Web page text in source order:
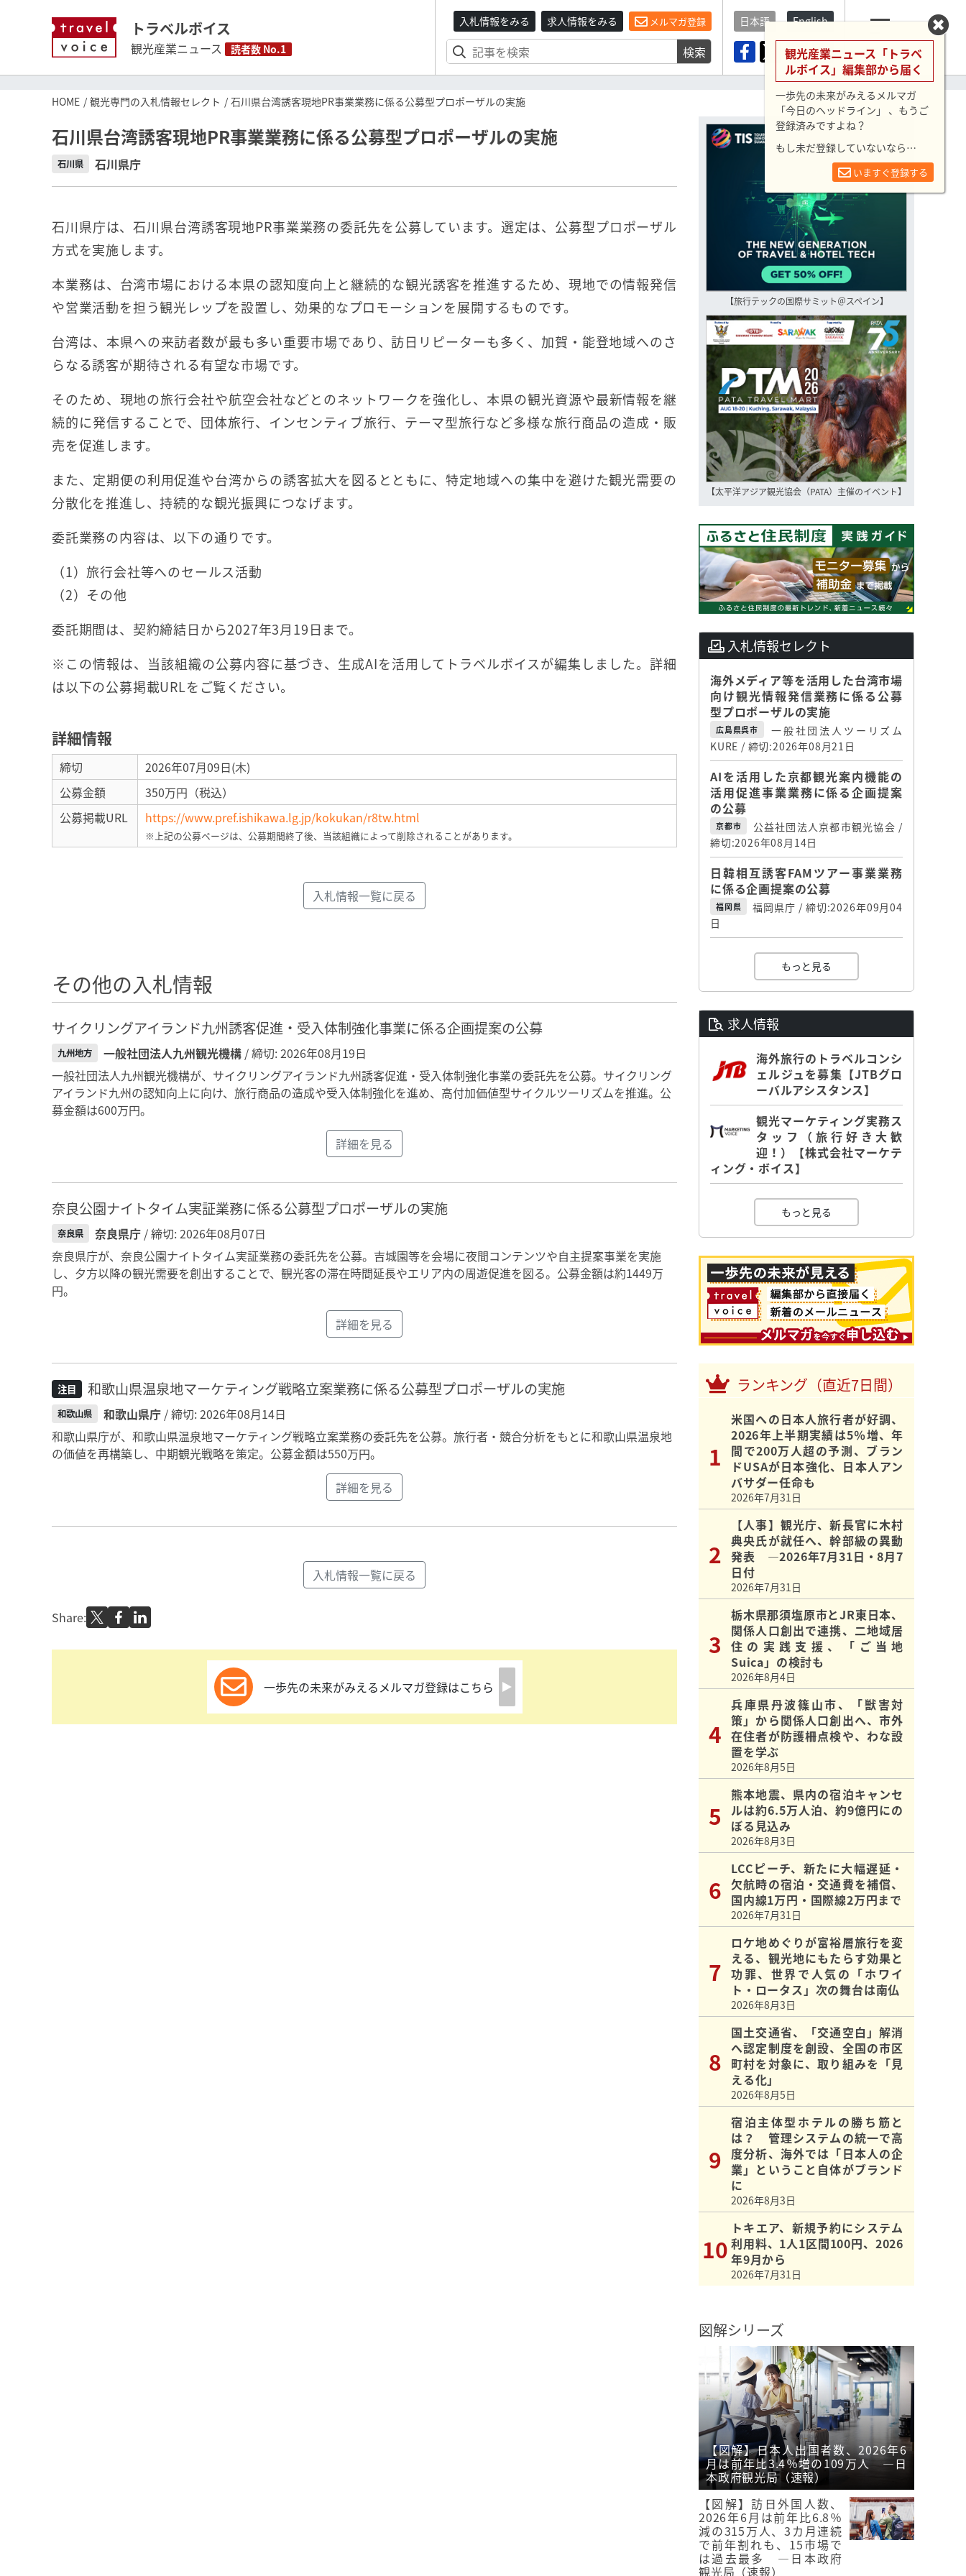
トラベルボイス
観光産業ニュース 読者数 No.1
入札情報をみる 求人情報をみる メルマガ登録
検索
日本語 English
メニュー
HOME 観光専門の入札情報セレクト 石川県台湾誘客現地PR事業業務に係る公募型プロポーザルの実施
石川県台湾誘客現地PR事業業務に係る公募型プロポーザルの実施
石川県 石川県庁
石川県庁は、石川県台湾誘客現地PR事業業務の委託先を公募しています。選定は、公募型プロポーザル
方式を実施します。
本業務は、台湾市場における本県の認知度向上と継続的な観光誘客を推進するため、現地での情報発信
や営業活動を担う観光レップを設置し、効果的なプロモーションを展開するものです。
台湾は、本県への来訪者数が最も多い重要市場であり、訪日リピーターも多く、加賀・能登地域へのさ
らなる誘客が期待される有望な市場です。
そのため、現地の旅行会社や航空会社などとのネットワークを強化し、本県の観光資源や最新情報を継
続的に発信することで、団体旅行、インセンティブ旅行、テーマ型旅行など多様な旅行商品の造成・販
売を促進します。
また、定期便の利用促進や台湾からの誘客拡大を図るとともに、特定地域への集中を避けた観光需要の
分散化を推進し、持続的な観光振興につなげます。
委託業務の内容は、以下の通りです。
（1）旅行会社等へのセールス活動
（2）その他
委託期間は、契約締結日から2027年3月19日まで。
※この情報は、当該組織の公募内容に基づき、生成AIを活用してトラベルボイスが編集しました。詳細
は以下の公募掲載URLをご覧ください。
詳細情報
締切
2026年07月09日(木)
公募金額
350万円（税込）
公募掲載URL
https://www.pref.ishikawa.lg.jp/kokukan/r8tw.html
※上記の公募ページは、公募期間終了後、当該組織によって削除されることがあります。
入札情報一覧に戻る
その他の入札情報
サイクリングアイランド九州誘客促進・受入体制強化事業に係る企画提案の公募
九州地方 一般社団法人九州観光機構 / 締切: 2026年08月19日
一般社団法人九州観光機構が、サイクリングアイランド九州誘客促進・受入体制強化事業の委託先を公募。サイクリング
アイランド九州の認知向上に向け、旅行商品の造成や受入体制強化を進め、高付加価値型サイクルツーリズムを推進。公
募金額は600万円。
詳細を見る
奈良公園ナイトタイム実証業務に係る公募型プロポーザルの実施
奈良県 奈良県庁 / 締切: 2026年08月07日
奈良県庁が、奈良公園ナイトタイム実証業務の委託先を公募。吉城園等を会場に夜間コンテンツや自主提案事業を実施
し、夕方以降の観光需要を創出することで、観光客の滞在時間延長やエリア内の周遊促進を図る。公募金額は約1449万
円。
詳細を見る
注目 和歌山県温泉地マーケティング戦略立案業務に係る公募型プロポーザルの実施
和歌山県 和歌山県庁 / 締切: 2026年08月14日
和歌山県庁が、和歌山県温泉地マーケティング戦略立案業務の委託先を公募。旅行者・競合分析をもとに和歌山県温泉地
の価値を再構築し、中期観光戦略を策定。公募金額は550万円。
詳細を見る
入札情報一覧に戻る
Share:
一歩先の未来がみえるメルマガ登録はこちら
【旅行テックの国際サミット＠スペイン】
【太平洋アジア観光協会（PATA）主催のイベント】
入札情報セレクト
海外メディア等を活用した台湾市場
向け観光情報発信業務に係る公募
型プロポーザルの実施
広島県呉市
一般社団法人ツーリズム
KURE / 締切:2026年08月21日
AIを活用した京都観光案内機能の
活用促進事業業務に係る企画提案
の公募
京都市
公益社団法人京都市観光協会 /
締切:2026年08月14日
日韓相互誘客FAMツアー事業業務
に係る企画提案の公募
福岡県
福岡県庁 / 締切:2026年09月04
日
もっと見る
求人情報
海外旅行のトラベルコンシ
ェルジュを募集【JTBグロ
ーバルアシスタンス】
観光マーケティング実務ス
タッフ（旅行好き大歓
迎！）【株式会社マーケテ
ィング・ボイス】
もっと見る
ランキング（直近7日間）
米国への日本人旅行者が好調、
2026年上半期実績は5％増、年
間で200万人超の予測、ブラン
ドUSAが日本強化、日本人アン
バサダー任命も
2026年7月31日
【人事】観光庁、新長官に木村
典央氏が就任へ、幹部級の異動
発表 ―2026年7月31日・8月7
日付
2026年7月31日
栃木県那須塩原市とJR東日本、
関係人口創出で連携、二地域居
住の実践支援、「ご当地
Suica」の検討も
2026年8月4日
兵庫県丹波篠山市、「獣害対
策」から関係人口創出へ、市外
在住者が防護柵点検や、わな設
置を学ぶ
2026年8月5日
熊本地震、県内の宿泊キャンセ
ルは約6.5万人泊、約9億円にの
ぼる見込み
2026年8月3日
LCCピーチ、新たに大幅遅延・
欠航時の宿泊・交通費を補償、
国内線1万円・国際線2万円まで
2026年7月31日
ロケ地めぐりが富裕層旅行を変
える、観光地にもたらす効果と
功罪、世界で人気の「ホワイ
ト・ロータス」次の舞台は南仏
2026年8月3日
国土交通省、「交通空白」解消
へ認定制度を創設、全国の市区
町村を対象に、取り組みを「見
える化」
2026年8月5日
宿泊主体型ホテルの勝ち筋と
は？ 管理システムの統一で高
度分析、海外では「日本人の企
業」ということ自体がブランド
に
2026年8月3日
トキエア、新規予約にシステム
利用料、1人1区間100円、2026
年9月から
2026年7月31日
図解シリーズ
【図解】日本人出国者数、2026年6
月は前年比3.4％増の109万人 ―日
本政府観光局（速報）
【図解】訪日外国人数、
2026年6月は前年比6.8％
減の315万人、3カ月連続
で前年割れも、15市場で
は過去最多 ―日本政府
観光局（速報）
観光産業ニュース「トラベ
ルボイス」編集部から届く
一歩先の未来がみえるメルマガ
「今日のヘッドライン」 、もうご
登録済みですよね？
もし未だ登録していないなら…
いますぐ登録する